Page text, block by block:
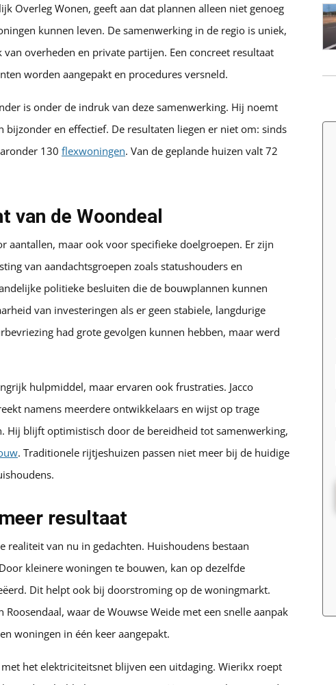
Overleg Wonen, geeft aan dat plannen alleen niet genoeg
kunnen leven. De samenwerking in de regio is uniek,
overheden en private partijen. Een concreet resultaat
worden aangepakt en procedures versneld.
is onder de indruk van deze samenwerking. Hij noemt
en effectief. De resultaten liegen er niet om: sinds
130 flexwoningen. Van de geplande huizen valt 72
van de Woondeal
aantallen, maar ook voor specifieke doelgroepen. Er zijn
van aandachtsgroepen zoals statushouders en
politieke besluiten die de bouwplannen kunnen
van investeringen als er geen stabiele, langdurige
had grote gevolgen kunnen hebben, maar werd
hulpmiddel, maar ervaren ook frustraties. Jacco
namens meerdere ontwikkelaars en wijst op trage
Hij blijft optimistisch door de bereidheid tot samenwerking,
. Traditionele rijtjeshuizen passen niet meer bij de huidige
resultaat
realiteit van nu in gedachten. Huishoudens bestaan
kleinere woningen te bouwen, kan op dezelfde
Dit helpt ook bij doorstroming op de woningmarkt.
waar de Wouwse Weide met een snelle aanpak
woningen in één keer aangepakt.
het elektriciteitsnet blijven een uitdaging. Wierikx roept